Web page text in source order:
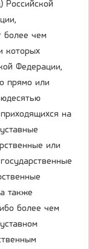
Российской
более чем
которых
Федерации,
прямо или
на
или
также
более чем